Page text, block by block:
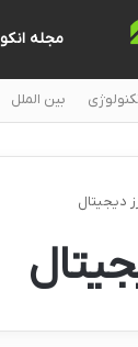
مجله انکو
بین الملل
دیجیتال